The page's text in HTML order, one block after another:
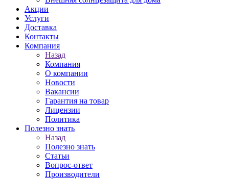
Акции
Услуги
Доставка
Контакты
Компания
Назад
Компания
О компании
Новости
Вакансии
Гарантия на товар
Лицензии
Политика
Полезно знать
Назад
Полезно знать
Статьи
Вопрос-ответ
Производители